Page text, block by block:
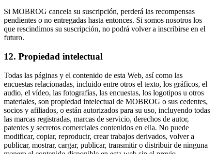
Si MOBROG cancela su suscripción, perderá las recompensas
pendientes o no entregadas hasta entonces. Si somos nosotros los
que rescindimos su suscripción, no podrá volver a inscribirse en el
futuro.
12. Propiedad intelectual
Todas las páginas y el contenido de esta Web, así como las
encuestas relacionadas, incluido entre otros el texto, los gráficos, el
audio, el vídeo, las fotografías, las encuestas, los logotipos u otros
materiales, son propiedad intelectual de MOBROG o sus cedentes,
socios y afiliados, o están autorizados para su uso, incluyendo todas
las marcas registradas, marcas de servicio, derechos de autor,
patentes y secretos comerciales contenidos en ella. No puede
modificar, copiar, reproducir, crear trabajos derivados, volver a
publicar, mostrar, cargar, publicar, transmitir o distribuir de ninguna